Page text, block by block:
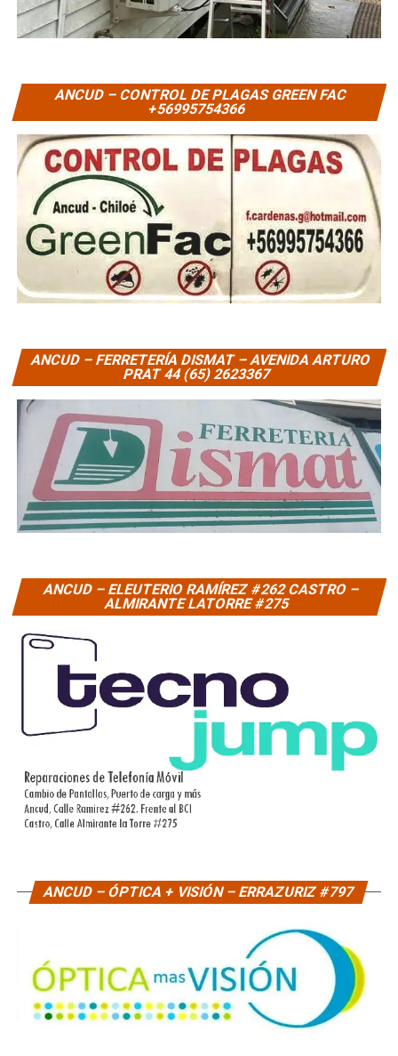
ANCUD – CONTROL DE PLAGAS GREEN FAC
+56995754366
ANCUD – FERRETERÍA DISMAT – AVENIDA ARTURO
PRAT 44 (65) 2623367
ANCUD – ELEUTERIO RAMÍREZ #262 CASTRO –
ALMIRANTE LATORRE #275
ANCUD – ÓPTICA + VISIÓN – ERRAZURIZ #797